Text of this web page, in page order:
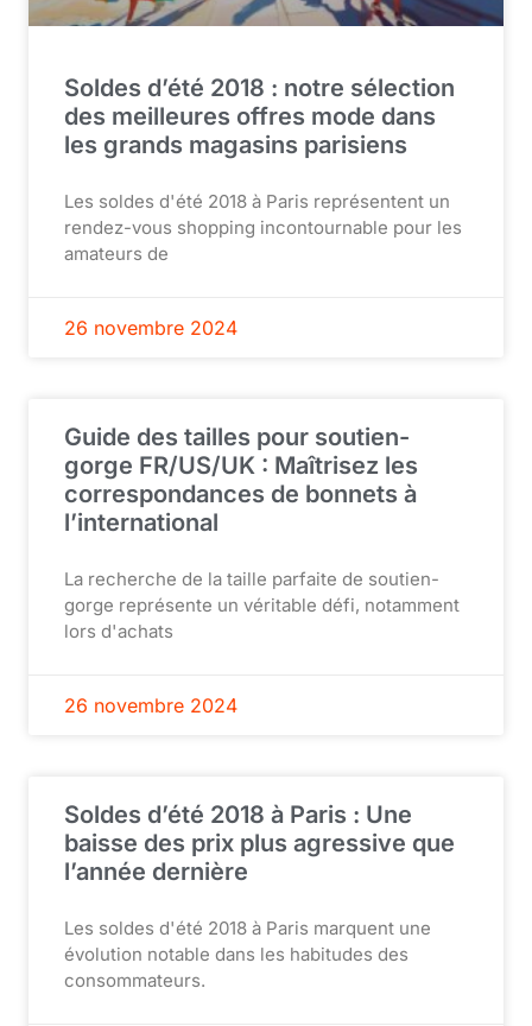
Soldes d’été 2018 : notre sélection
des meilleures offres mode dans
les grands magasins parisiens
Les soldes d'été 2018 à Paris représentent un
rendez-vous shopping incontournable pour les
amateurs de
26 novembre 2024
Guide des tailles pour soutien-
gorge FR/US/UK : Maîtrisez les
correspondances de bonnets à
l’international
La recherche de la taille parfaite de soutien-
gorge représente un véritable défi, notamment
lors d'achats
26 novembre 2024
Soldes d’été 2018 à Paris : Une
baisse des prix plus agressive que
l’année dernière
Les soldes d'été 2018 à Paris marquent une
évolution notable dans les habitudes des
consommateurs.